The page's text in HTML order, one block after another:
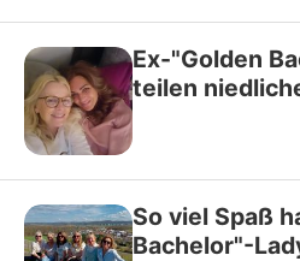
Ex-"Golden
teilen
So viel Spaß
Bachelor"-